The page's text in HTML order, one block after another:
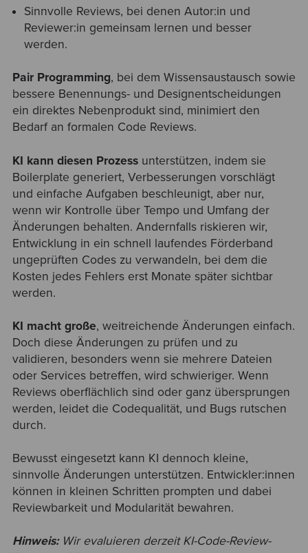
Sinnvolle Reviews, bei denen Autor:in und
Reviewer:in gemeinsam lernen und besser
werden.
Pair Programming, bei dem Wissensaustausch sowie
bessere Benennungs- und Designentscheidungen
ein direktes Nebenprodukt sind, minimiert den
Bedarf an formalen Code Reviews.
KI kann diesen Prozessunterstützen, indem sie
Boilerplate generiert, Verbesserungen vorschlägt
und einfache Aufgaben beschleunigt, aber nur,
wenn wir Kontrolle über Tempo und Umfang der
Änderungen behalten. Andernfalls riskieren wir,
Entwicklung in ein schnell laufendes Förderband
ungeprüften Codes zu verwandeln, bei dem die
Kosten jedes Fehlers erst Monate später sichtbar
werden.
KI macht große, weitreichende Änderungen einfach.
Doch diese Änderungen zu prüfen und zu
validieren, besonders wenn sie mehrere Dateien
oder Services betreffen, wird schwieriger. Wenn
Reviews oberflächlich sind oder ganz übersprungen
werden, leidet die Codequalität, und Bugs rutschen
durch.
Bewusst eingesetzt kann KI dennoch kleine,
sinnvolle Änderungen unterstützen. Entwickler:innen
können in kleinen Schritten prompten und dabei
Reviewbarkeit und Modularität bewahren.
Hinweis: Wir evaluieren derzeit KI-Code-Review-